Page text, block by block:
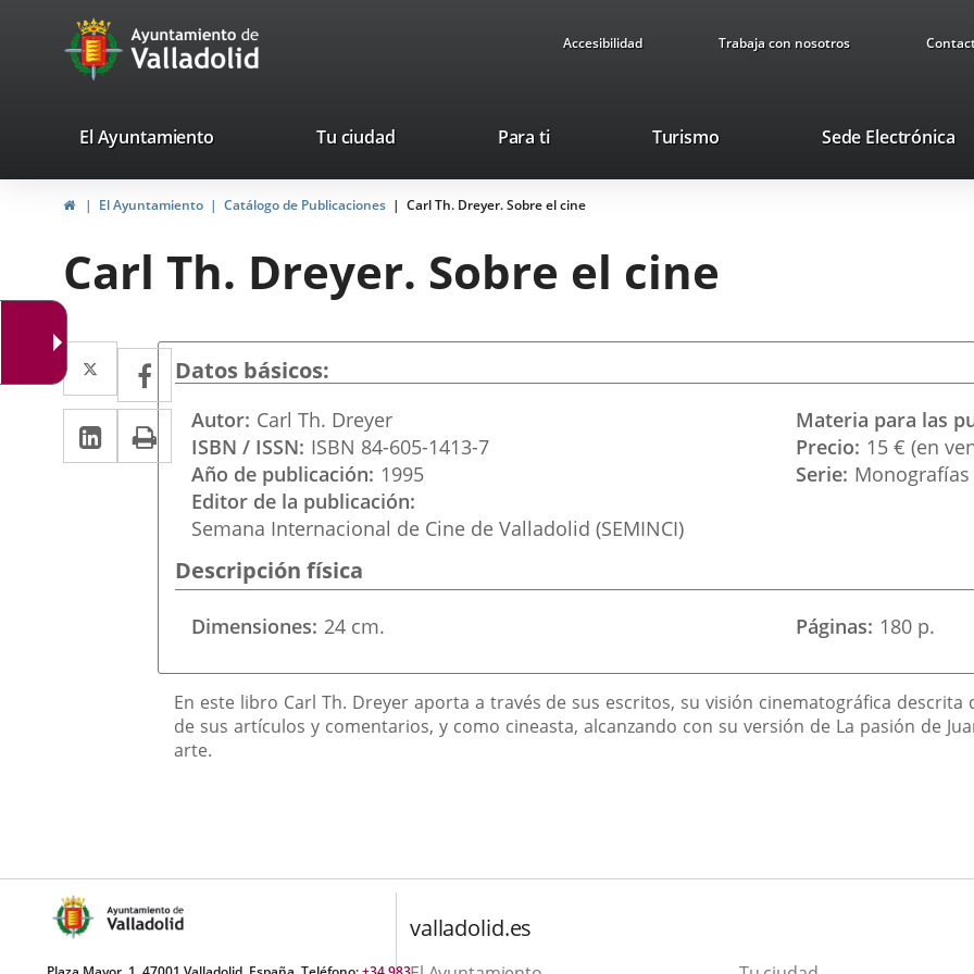
Portal
Web
Ayuntamiento
de
Accesibilidad Trabaja con nosotros
valladolid.es
El Ayuntamiento Tu ciudad Para ti TurismoEste
se
Sede Electrónica
InicioEl Ayuntamiento Catálogo de Publicaciones Carl Th. Dreyer. Sobre el cine
Carl Th. Dreyer. Sobre el cine
Twitter
Enlace
a
una
aplicación
externa.
Facebook
Enlace
a
una
aplicación
externa.
LinkedIn
Enlace
a
aplicación
externa.
Imprimir
Datos básicos
Autor Carl Th. Dreyer
ISBN / ISSN ISBN 84-605-1413-7
Año de publicación 1995
Editor de la publicación
Semana Internacional de Cine de Valladolid (SEMINCI)
Materia para las
Precio 15 € (en
Serie Monografías
Descripción física
Dimensiones 24 cm. Páginas 180 p.
Descripción
En este libro Carl Th. Dreyer aporta a través de sus escritos, su visión cinematográfica
de sus artículos y comentarios, y como cineasta, alcanzando con su versión de La pasión de
arte.
valladolid.es